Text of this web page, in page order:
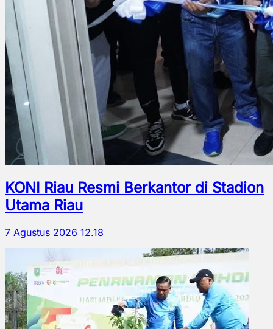
KONI Riau Resmi Berkantor di Stadion
Utama Riau
7 Agustus 2026 12.18